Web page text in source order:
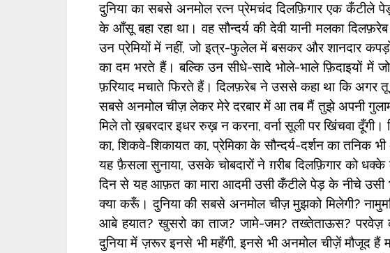
दुनिया का सबसे अनमोल रत्न प्रेमचंद दिलफ़िगार एक
के आँसू बहा रहा था। वह सौन्दर्य की देवी यानी मलका
उन प्रेमियों में नहीं, जो इत्र-फुलेल में बसकर और शानदार
का दम भरते हैं। बल्कि उन सीधे-सादे भोले-भाले फ़िदाइयों में
फ़रियाद मचाते फिरते हैं। दिलफ़रेब ने उससे कहा था कि अगर तू
सबसे अनमोल चीज़ लेकर मेरे दरबार में आ तब मैं तुझे अपनी
मिले तो ख़बरदार इधर रुख़ न करना, वर्ना सूली पर खिंचवा
का, शिकवे-शिकायत का, प्रेमिका के सौन्दर्य-दर्शन का तनिक
यह फ़ैसला सुनाया, उसके चोबदारों ने ग़रीब दिलफ़िगार को
दिन से यह आफ़त का मारा आदमी उसी कँटीले पेड़ के नीचे उसी
क्या करूँ। दुनिया की सबसे अनमोल चीज़ मुझको मिलेगी?
आबे हयात? खुसरो का ताज? जामे-जम? तख्तेताऊस? परवेज़
दुनिया में ज़रूर इनसे भी महँगी, इनसे भी अनमोल चीज़ें मौजूद हैं